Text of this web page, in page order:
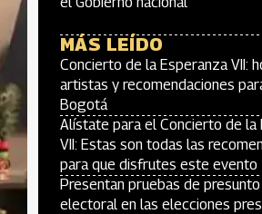
MÁS LEÍDO
Concierto de la Esperanza VII:
artistas y recomendaciones
Bogotá
Alístate para el Concierto de la
VII: Estas son todas las
para que disfrutes este evento
Presentan pruebas de
electoral en las elecciones